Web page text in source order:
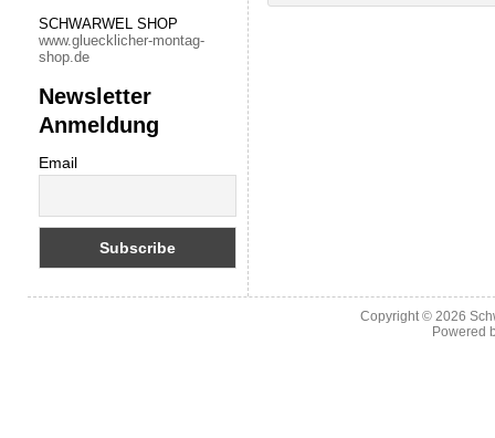
SCHWARWEL SHOP
www.gluecklicher-montag-
shop.de
Newsletter
Anmeldung
Email
Copyright © 2026
Powered